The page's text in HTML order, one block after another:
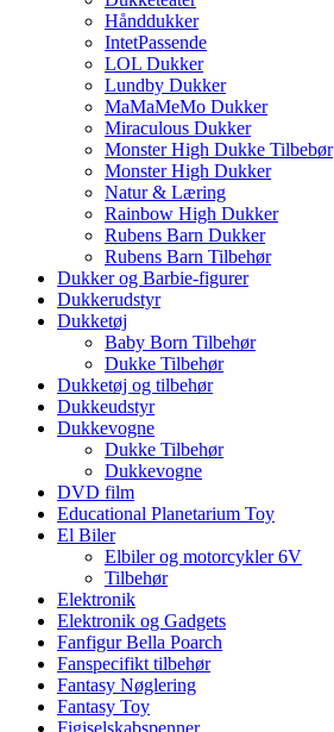
Hånddukker
IntetPassende
LOL Dukker
Lundby Dukker
MaMaMeMo Dukker
Miraculous Dukker
Monster High Dukke Tilbebør
Monster High Dukker
Natur & Læring
Rainbow High Dukker
Rubens Barn Dukker
Rubens Barn Tilbehør
Dukker og Barbie-figurer
Dukkerudstyr
Dukketøj
Baby Born Tilbehør
Dukke Tilbehør
Dukketøj og tilbehør
Dukkeudstyr
Dukkevogne
Dukke Tilbehør
Dukkevogne
DVD film
Educational Planetarium Toy
El Biler
Elbiler og motorcykler 6V
Tilbehør
Elektronik
Elektronik og Gadgets
Fanfigur Bella Poarch
Fanspecifikt tilbehør
Fantasy Nøglering
Fantasy Toy
Figiselskabspenner